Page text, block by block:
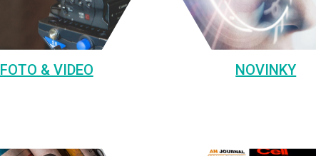
FOTO & VIDEO NOVINKY